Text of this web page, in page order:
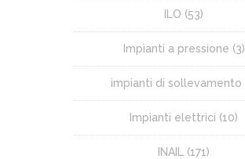
ILO (53)
Impianti a pressione (3)
impianti di sollevamento
Impianti elettrici (10)
INAIL (171)